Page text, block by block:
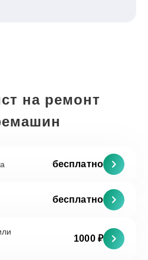
на ремонт
бесплатно
бесплатно
1000 ₽